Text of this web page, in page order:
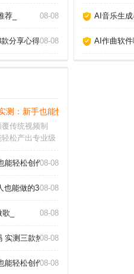
_ 08-08
分享心得_08-08
AI音乐生
AI作曲软
测：新手也能快速出片_
传统视频制
松产出专业级
需输入文字描
实测，帮你避
能轻松创作_08-08
能做的3个神器_
08-08
_ 08-08
测三款热门工具告诉你答案_
08-08
能轻松创作_08-08